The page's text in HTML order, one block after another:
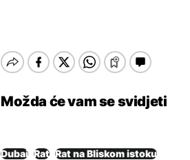
Možda će vam se svidjeti
Dubai Rat Rat na Bliskom istoku